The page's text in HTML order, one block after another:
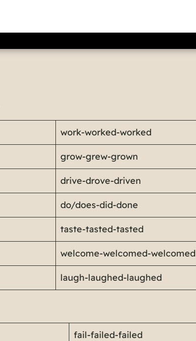
work-worked-worked
grow-grew-grown
drive-drove-driven
do/does-did-done
taste-tasted-tasted
welcome-welcomed-welcomed
laugh-laughed-laughed
fail-failed-failed